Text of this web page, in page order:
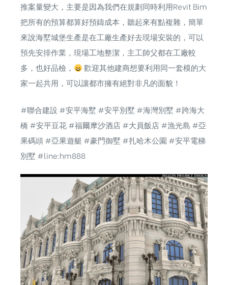
推案量變大，主要是因為我們在規劃同時利用Revit Bim
把所有的預算都算好預鑄成本，聽起來有點複雜，簡單
來說海墅城堡生產是在工廠生產好去現場安裝的，可以
預先安排作業，現場工地整潔，主工師父都在工廠較
多，也好品檢，
歡迎其他建商想要利用同一套模的大
家一起共用，可以讓都市擁有絕對非凡的面貌！
#聯合建設 #安平海墅 #安平別墅 #海灣別墅 #跨海大
橋 #安平豆花#福爾摩沙酒店#大員飯店#漁光島 #亞
果碼頭#亞果遊艇 #豪門御墅 #扎哈木公園 #安平電梯
別墅 #line:hm888
含日本